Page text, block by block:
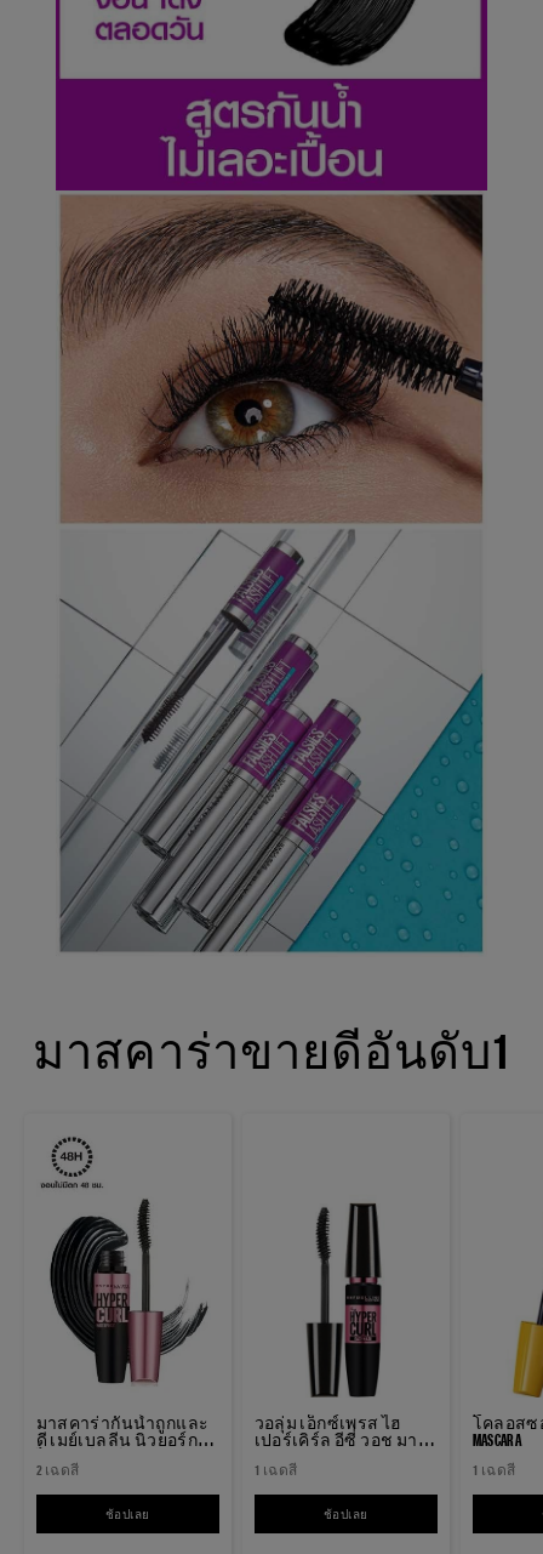
มาสคาร่าขายดีอันดับ1
มาสคาร่ากันน้ำถูกและ
ดี เมย์เบลลีน นิวยอร์ก
2 เฉดสี
ช้อปเลย มาสคาร่ากันน้ำถูกและดี เมย์เบลลีน นิวยอร์ก ไฮเปอร์เคิร์ล MASCARA
วอลุ่ม เอ็กซ์เพรส ไฮ
เปอร์เคิร์ล อีซี่ วอช มาส
1 เฉดสี
ช้อปเลย วอลุ่ม เอ็กซ์เพรส ไฮเปอร์เคิร์ล
โคลอสซ
MASCARA
1 เฉดสี